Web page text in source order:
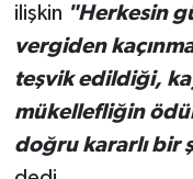
ilişkin "Herkesin
vergiden
teşvik edildiği,
mükellefliğin
doğru kararlı bir